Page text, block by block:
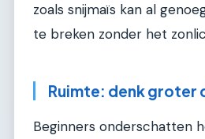
zoals snijmaïs kan al
te breken zonder het
Ruimte: denk groter
Beginners onderschatten